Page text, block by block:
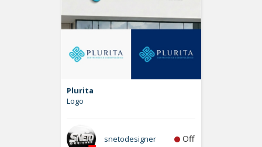
Plurita
Logo
snetodesigner Off